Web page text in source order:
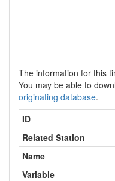
The information for this
You may be able to
originating database.
ID
Related Station
Name
Variable